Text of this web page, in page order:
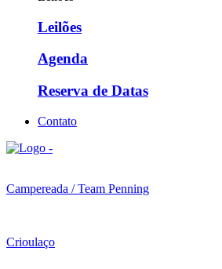
Leilões
Agenda
Reserva de Datas
Contato
Campereada / Team Penning
Crioulaço